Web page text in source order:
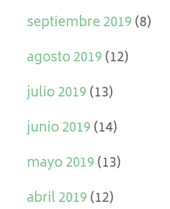
septiembre 2019(8)
agosto 2019(12)
julio 2019(13)
junio 2019(14)
mayo 2019(13)
abril 2019(12)